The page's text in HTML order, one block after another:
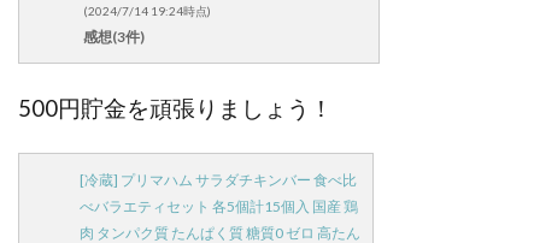
(2024/7/14 19:24時点)
感想(3件)
500円貯金を頑張りましょう！
[冷蔵] プリマハム サラダチキンバー 食べ比
べバラエティセット 各5個計15個入 国産 鶏
肉 タンパク質 たんぱく質 糖質0 ゼロ 高たん